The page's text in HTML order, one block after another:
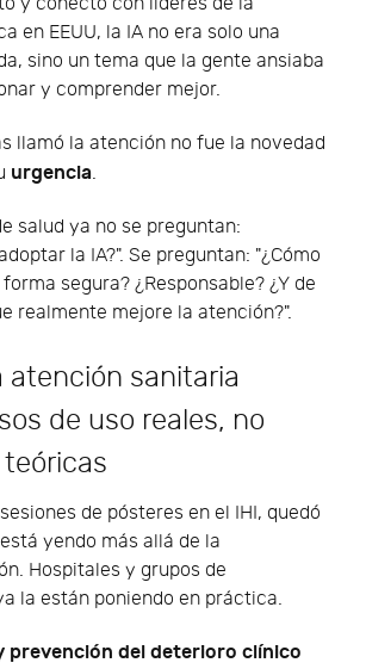
en EEUU, la IA no era solo una
sino un tema que la gente ansiaba
y comprender mejor.
llamó la atención no fue la novedad
urgencia.
salud ya no se preguntan:
la IA?". Se preguntan: "¿Cómo
segura? ¿Responsable? ¿Y de
realmente mejore la atención?".
atención sanitaria
de uso reales, no
de pósteres en el IHI, quedó
yendo más allá de la
Hospitales y grupos de
la están poniendo en práctica.
prevención del deterioro clínico